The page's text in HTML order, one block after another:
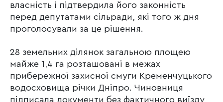
власність і підтвердила його законність
перед депутатами сільради, які того ж дня
проголосували за це рішення.
28 земельних ділянок загальною площею
майже 1,4 га розташовані в межах
прибережної захисної смуги Кременчуцького
водосховища річки Дніпро. Чиновниця
підписала документи без фактичного виїзду